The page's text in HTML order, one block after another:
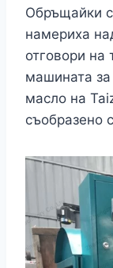
Обръщайки
намериха
отговори на
машината
масло на
съобразено